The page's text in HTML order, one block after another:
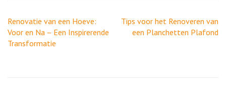
Berichtnavigatie
Renovatie van een Hoeve:
Voor en Na – Een Inspirerende
Transformatie
Tips voor het Renoveren van
een Planchetten Plafond